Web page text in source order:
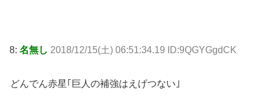
8: 名無し 2018/12/15(土) 06:51:34.19 ID:9QGYGgdCK
どんでん赤星｢巨人の補強はえげつない｣